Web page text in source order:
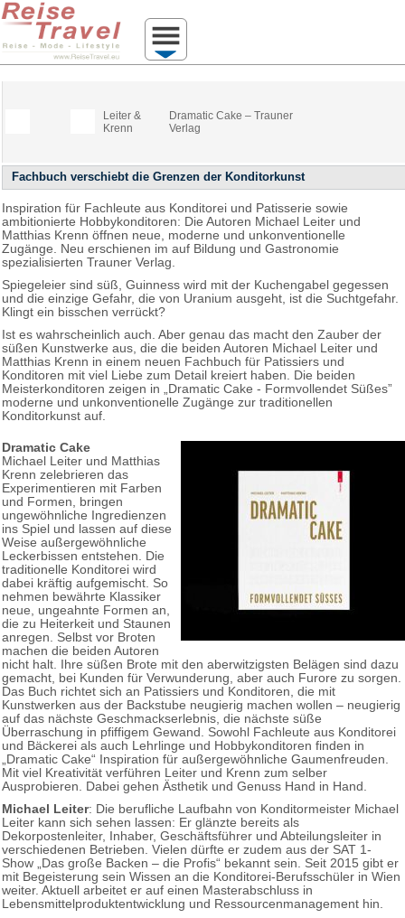
Leiter &
Krenn
Dramatic Cake – Trauner
Verlag
Fachbuch verschiebt die Grenzen der Konditorkunst
Inspiration für Fachleute aus Konditorei und Patisserie sowie
ambitionierte Hobbykonditoren: Die Autoren Michael Leiter und
Matthias Krenn öffnen neue, moderne und unkonventionelle
Zugänge. Neu erschienen im auf Bildung und Gastronomie
spezialisierten Trauner Verlag.
Spiegeleier sind süß, Guinness wird mit der Kuchengabel gegessen
und die einzige Gefahr, die von Uranium ausgeht, ist die Suchtgefahr.
Klingt ein bisschen verrückt?
Ist es wahrscheinlich auch. Aber genau das macht den Zauber der
süßen Kunstwerke aus, die die beiden Autoren Michael Leiter und
Matthias Krenn in einem neuen Fachbuch für Patissiers und
Konditoren mit viel Liebe zum Detail kreiert haben. Die beiden
Meisterkonditoren zeigen in „Dramatic Cake - Formvollendet Süßes”
moderne und unkonventionelle Zugänge zur traditionellen
Konditorkunst auf.
Dramatic Cake
Michael Leiter und Matthias
Krenn zelebrieren das
Experimentieren mit Farben
und Formen, bringen
ungewöhnliche Ingredienzen
ins Spiel und lassen auf diese
Weise außergewöhnliche
Leckerbissen entstehen. Die
traditionelle Konditorei wird
dabei kräftig aufgemischt. So
nehmen bewährte Klassiker
neue, ungeahnte Formen an,
die zu Heiterkeit und Staunen
anregen. Selbst vor Broten
machen die beiden Autoren
nicht halt. Ihre süßen Brote mit den aberwitzigsten Belägen sind dazu
gemacht, bei Kunden für Verwunderung, aber auch Furore zu sorgen.
Das Buch richtet sich an Patissiers und Konditoren, die mit
Kunstwerken aus der Backstube neugierig machen wollen – neugierig
auf das nächste Geschmackserlebnis, die nächste süße
Überraschung in pfiffigem Gewand. Sowohl Fachleute aus Konditorei
und Bäckerei als auch Lehrlinge und Hobbykonditoren finden in
„Dramatic Cake“ Inspiration für außergewöhnliche Gaumenfreuden.
Mit viel Kreativität verführen Leiter und Krenn zum selber
Ausprobieren. Dabei gehen Ästhetik und Genuss Hand in Hand.
Michael Leiter: Die berufliche Laufbahn von Konditormeister Michael
Leiter kann sich sehen lassen: Er glänzte bereits als
Dekorpostenleiter, Inhaber, Geschäftsführer und Abteilungsleiter in
verschiedenen Betrieben. Vielen dürfte er zudem aus der SAT 1-
Show „Das große Backen – die Profis“ bekannt sein. Seit 2015 gibt er
mit Begeisterung sein Wissen an die Konditorei-Berufsschüler in Wien
weiter. Aktuell arbeitet er auf einen Masterabschluss in
Lebensmittelproduktentwicklung und Ressourcenmanagement hin.